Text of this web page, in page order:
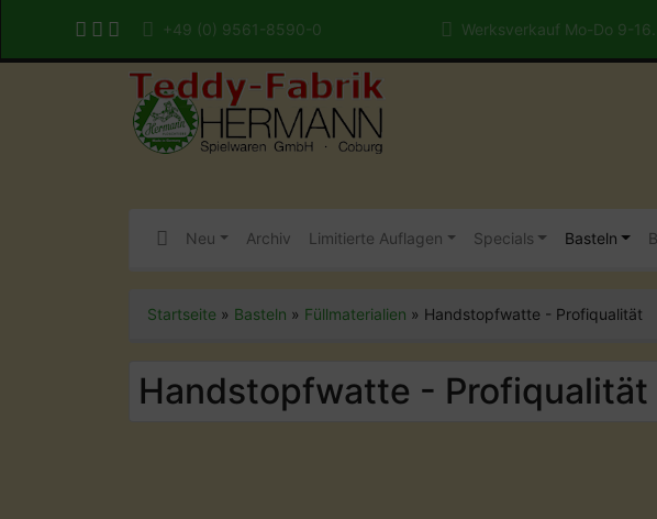
+49 (0) 9561-8590-0 Werksverkauf Mo-Do 9-
Neu Archiv Limitierte Auflagen Specials Basteln
Startseite » Basteln » Füllmaterialien » Handstopfwatte - Profiqualität
Handstopfwatte - Profiqualität